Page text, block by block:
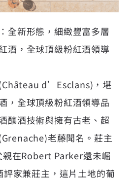
全新形態，細緻豐富多層
酒，全球頂級粉紅酒領導
d’Esclans)，堪
，全球頂級粉紅酒領導品
釀酒技術與擁有古老、超
老藤聞名。莊主
在Robert Parker還未崛
家兼莊主，這片土地的葡